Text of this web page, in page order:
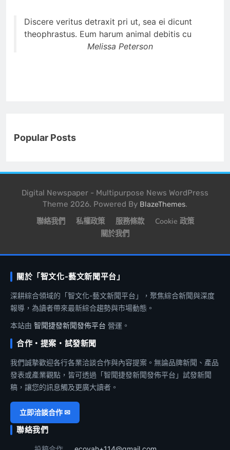
Discere veritus detraxit pri ut, sea ei dicunt
theophrastus. Eum harum animal debitis cu
Melissa Peterson
Popular Posts
Digital Newspaper - Multipurpose News WordPress
Theme 2026. Powered By BlazeThemes.
聯絡我們 私權政策 服務條款
Cookie 政策
關於我們
關於「智文化-藝文新聞平台」
深耕綜合領域的「智文化-藝文新聞平台」，聚焦綜合新聞與深度
報導，為讀者帶來最新綜合趨勢與市場動態。
本站由 智聞捷發新聞發佈平台 營運。
合作・提案・試發新聞
我們誠摯歡迎各行各業洽談合作與內容提案。無論品牌新聞、產品
發表或產業觀點，皆可透過「智聞捷發新聞發佈平台」試發新聞
稿，讓您的訊息觸及更廣大讀者。
立即洽談合作 ✉
聯絡我們